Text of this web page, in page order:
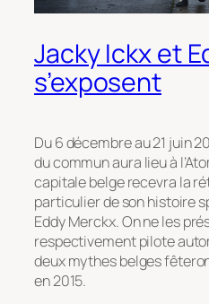
Jacky Ickx et
s’exposent
Du 6 décembre au 21 juin
du commun aura lieu à
capitale belge recevra la
particulier de son histoire
Eddy Merckx. On ne les
respectivement pilote
deux mythes belges
en 2015.